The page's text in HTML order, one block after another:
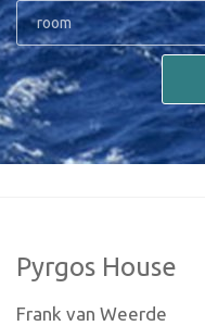
room
Pyrgos House
Frank van Weerde